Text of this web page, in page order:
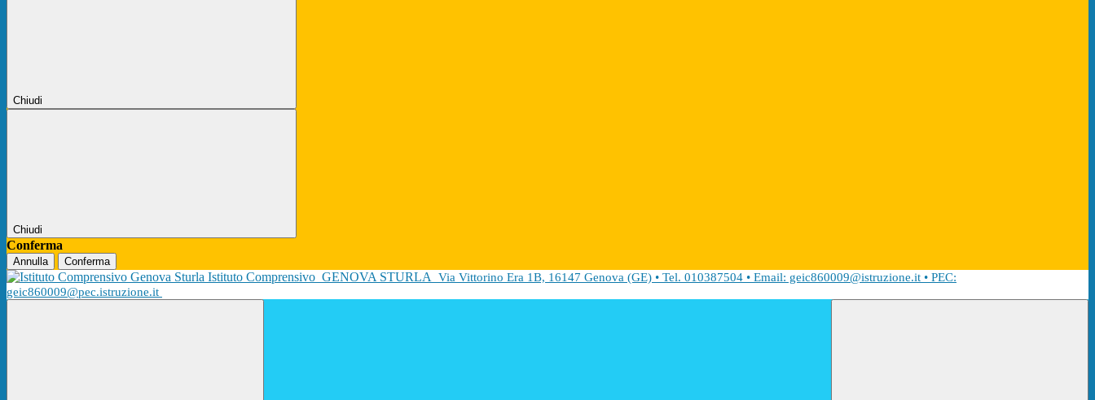
Chiudi
Chiudi
Conferma
Annulla Conferma
Istituto Comprensivo GENOVA STURLA
Via Vittorino Era 1B, 16147 Genova (GE) • Tel. 010387504 • Email: geic860009@istruzione.it • PEC:
geic860009@pec.istruzione.it